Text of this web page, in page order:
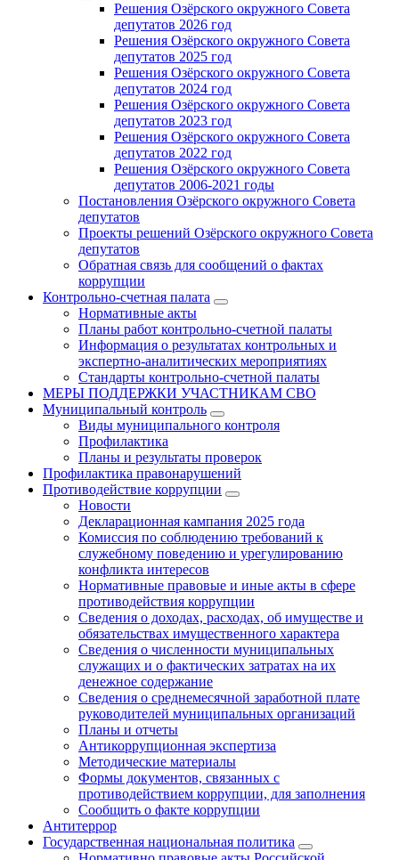
Решения Озёрского окружного Совета
депутатов 2026 год
Решения Озёрского окружного Совета
депутатов 2025 год
Решения Озёрского окружного Совета
депутатов 2024 год
Решения Озёрского окружного Совета
депутатов 2023 год
Решения Озёрского окружного Совета
депутатов 2022 год
Решения Озёрского окружного Совета
депутатов 2006-2021 годы
Постановления Озёрского окружного Совета
депутатов
Проекты решений Озёрского окружного Совета
депутатов
Обратная связь для сообщений о фактах
коррупции
Контрольно-счетная палата
Нормативные акты
Планы работ контрольно-счетной палаты
Информация о результатах контрольных и
экспертно-аналитических мероприятиях
Стандарты контрольно-счетной палаты
МЕРЫ ПОДДЕРЖКИ УЧАСТНИКАМ СВО
Муниципальный контроль
Виды муниципального контроля
Профилактика
Планы и результаты проверок
Профилактика правонарушений
Противодействие коррупции
Новости
Декларационная кампания 2025 года
Комиссия по соблюдению требований к
служебному поведению и урегулированию
конфликта интересов
Нормативные правовые и иные акты в сфере
противодействия коррупции
Сведения о доходах, расходах, об имуществе и
обязательствах имущественного характера
Сведения о численности муниципальных
служащих и о фактических затратах на их
денежное содержание
Сведения о среднемесячной заработной плате
руководителей муниципальных организаций
Планы и отчеты
Антикоррупционная экспертиза
Методические материалы
Формы документов, связанных с
противодействием коррупции, для заполнения
Сообщить о факте коррупции
Антитеррор
Государственная национальная политика